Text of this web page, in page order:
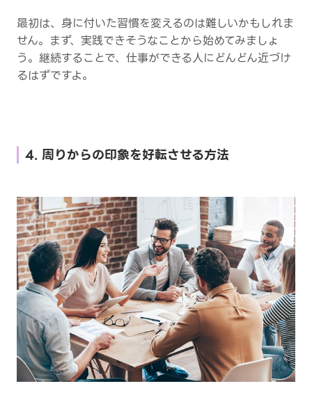
最初は、身に付いた習慣を変えるのは難しいかもしれま
せん。まず、実践できそうなことから始めてみましょ
う。継続することで、仕事ができる人にどんどん近づけ
るはずですよ。
4. 周りからの印象を好転させる方法